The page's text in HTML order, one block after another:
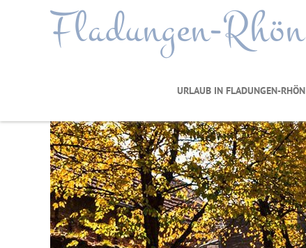
Fladungen-Rhön
URLAUB IN FLADUNGEN-RHÖN